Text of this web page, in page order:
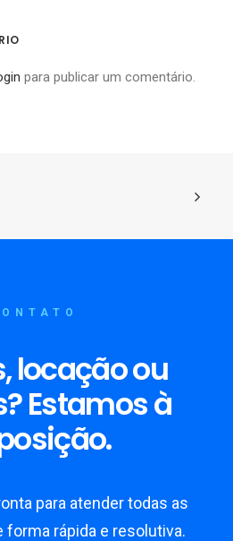
para publicar um comentário.
locação ou
Estamos à
para atender todas as
rápida e resolutiva.